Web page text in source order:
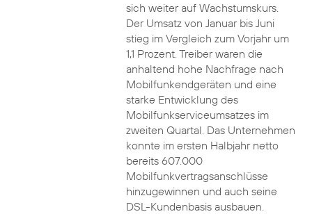
sich weiter auf Wachstumskurs.
Der Umsatz von Januar bis Juni
stieg im Vergleich zum Vorjahr um
1,1 Prozent. Treiber waren die
anhaltend hohe Nachfrage nach
Mobilfunkendgeräten und eine
starke Entwicklung des
Mobilfunkserviceumsatzes im
zweiten Quartal. Das Unternehmen
konnte im ersten Halbjahr netto
bereits 607.000
Mobilfunkvertragsanschlüsse
hinzugewinnen und auch seine
DSL-Kundenbasis ausbauen.